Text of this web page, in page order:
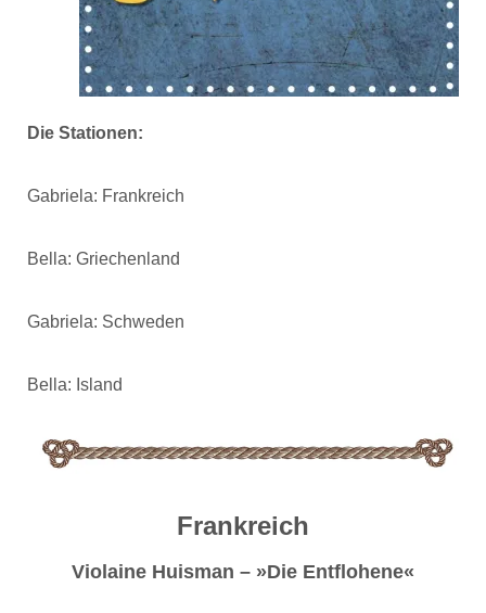
Die Stationen:
Gabriela: Frankreich
Bella: Griechenland
Gabriela: Schweden
Bella: Island
Frankreich
Violaine Huisman – »Die Entflohene«